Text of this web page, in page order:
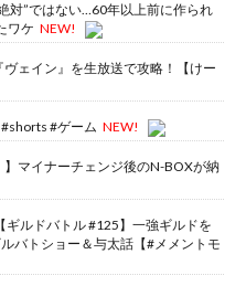
対”ではない…60年以上前に作られ
ワケ NEW!
ヴェイン』を生放送で攻略！【けー
#ゲーム NEW!
】マイナーチェンジ後のN-BOXが納
ルドバトル #125】一強ギルドを
バトショー＆与太話【#メメントモ